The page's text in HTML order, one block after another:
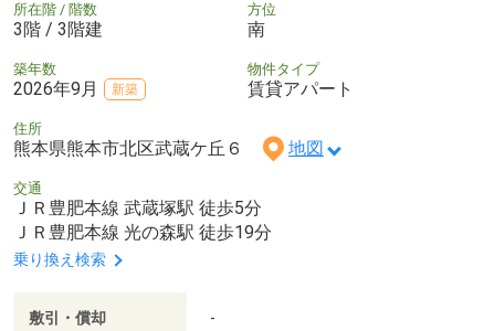
所在階 / 階数
3階 / 3階建
方位
南
築年数
2026年9月 新築
物件タイプ
賃貸アパート
住所
熊本県熊本市北区武蔵ケ丘６ 地図
交通
ＪＲ豊肥本線 武蔵塚駅 徒歩5分
ＪＲ豊肥本線 光の森駅 徒歩19分
乗り換え検索
敷引・償却 -